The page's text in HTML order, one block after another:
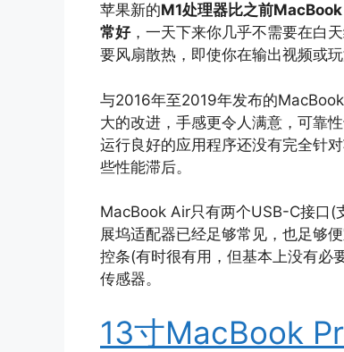
苹果新的M1处理器比之前
常好，一天下来你几乎不需要在白
要风扇散热，即使你在输出视频或
与2016年至2019年发布的
大的改进，手感更令人满意，可靠
运行良好的应用程序还没有完全针
些性能滞后。
MacBook Air只有两个USB-C接口(
展坞适配器已经足够常见，也足够
控条(有时很有用，但基本上没有必
传感器。
13寸MacBook